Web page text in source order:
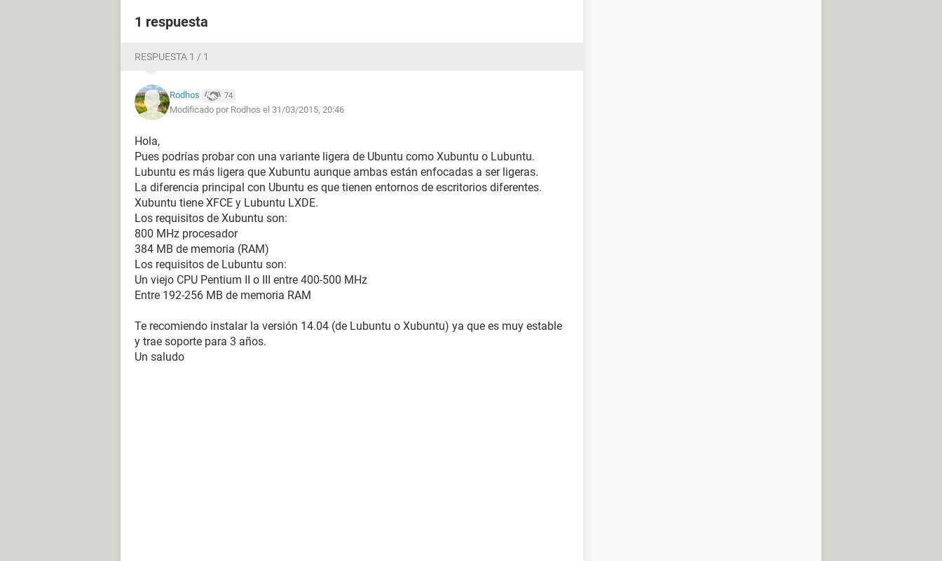
1 respuesta
RESPUESTA 1 / 1
Rodhos 74
Modificado por Rodhos el 31/03/2015, 20:46
Hola,
Pues podrías probar con una variante ligera de Ubuntu como Xubuntu o Lubuntu.
Lubuntu es más ligera que Xubuntu aunque ambas están enfocadas a ser ligeras.
La diferencia principal con Ubuntu es que tienen entornos de escritorios diferentes.
Xubuntu tiene XFCE y Lubuntu LXDE.
Los requisitos de Xubuntu son:
800 MHz procesador
384 MB de memoria (RAM)
Los requisitos de Lubuntu son:
Un viejo CPU Pentium II o III entre 400-500 MHz
Entre 192-256 MB de memoria RAM
Te recomiendo instalar la versión 14.04 (de Lubuntu o Xubuntu) ya que es muy estable
y trae soporte para 3 años.
Un saludo